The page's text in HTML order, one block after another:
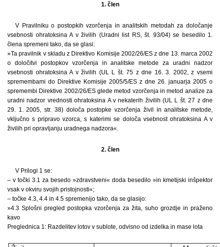
1. člen
V Pravilniku o postopkih vzorčenja in analitskih metodah za določanje
vsebnosti ohratoksina A v živilih (Uradni list RS, št. 93/04) se besedilo 1.
člena spremeni tako, da se glasi:
»Ta pravilnik v skladu z Direktivo Komisije 2002/26/ES z dne 13. marca 2002
o določitvi postopkov vzorčenja in analitske metode za uradni nadzor
vsebnosti ohratoksina A v živilih (UL L št. 75 z dne 16. 3. 2002, z vsemi
spremembami do Direktive Komisije 2005/5/ES z dne 26. januarja 2005 o
spremembi Direktive 2002/26/ES glede metod vzorčenja in metod analize za
uradni nadzor vrednosti ohratoksina A v nekaterih živilih (UL L št. 27 z dne
29. 1. 2005, str. 38) določa postopke vzorčenja živil in analitske metode,
vključno s pripravo vzorca, s katerimi se določa vsebnost ohratoksina A v
živilih pri opravljanju uradnega nadzora«.
2. člen
V Prilogi 1 se:
– v točki 3.1 za besedo »zdravstveni« doda besedilo »in kmetijski inšpektor
vsak v okviru svojih pristojnosti«;
– točke 4.3, 4.4 in 4.5 spremenijo tako, da se glasijo:
»4.3 Splošni pregled postopka vzorčenja za žita, suho grozdje in praženo
kavo
Preglednica 1: Razdelitev lotov v sublote, odvisno od izdelka in mase lota